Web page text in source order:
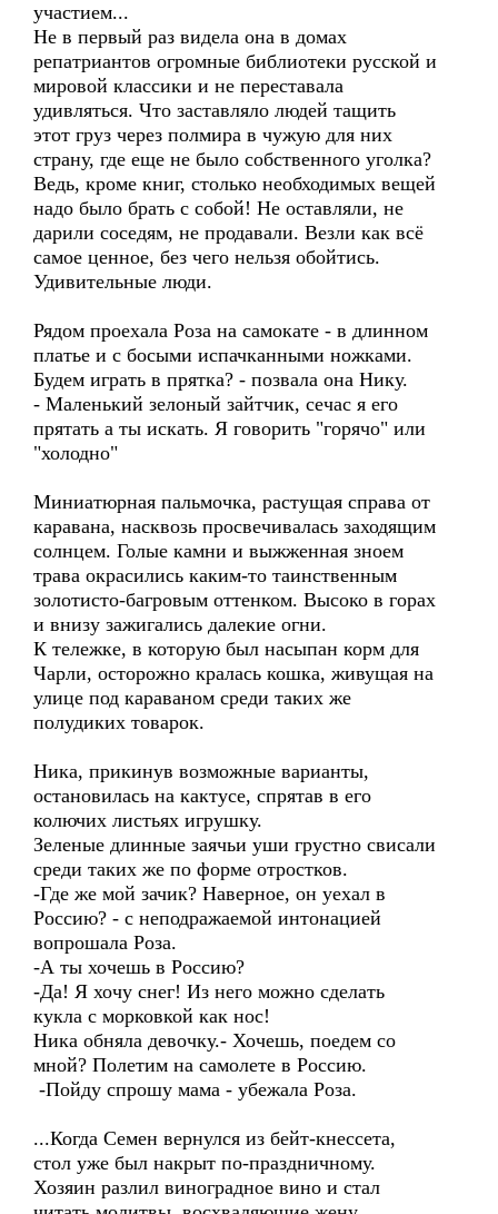
участием...
Не в первый раз видела она в домах
репатриантов огромные библиотеки русской и
мировой классики и не переставала
удивляться. Что заставляло людей тащить
этот груз через полмира в чужую для них
страну, где еще не было собственного уголка?
Ведь, кроме книг, столько необходимых вещей
надо было брать с собой! Не оставляли, не
дарили соседям, не продавали. Везли как всё
самое ценное, без чего нельзя обойтись.
Удивительные люди.
Рядом проехала Роза на самокате - в длинном
платье и с босыми испачканными ножками.
Будем играть в прятка? - позвала она Нику.
- Маленький зелоный зайтчик, сечас я его
прятать а ты искать. Я говорить "горячо" или
"холодно"
Миниатюрная пальмочка, растущая справа от
каравана, насквозь просвечивалась заходящим
солнцем. Голые камни и выжженная зноем
трава окрасились каким-то таинственным
золотисто-багровым оттенком. Высоко в горах
и внизу зажигались далекие огни.
К тележке, в которую был насыпан корм для
Чарли, осторожно кралась кошка, живущая на
улице под караваном среди таких же
полудиких товарок.
Ника, прикинув возможные варианты,
остановилась на кактусе, спрятав в его
колючих листьях игрушку.
Зеленые длинные заячьи уши грустно свисали
среди таких же по форме отростков.
-Где же мой зачик? Наверное, он уехал в
Россию? - с неподражаемой интонацией
вопрошала Роза.
-А ты хочешь в Россию?
-Да! Я хочу снег! Из него можно сделать
кукла с морковкой как нос!
Ника обняла девочку.- Хочешь, поедем со
мной? Полетим на самолете в Россию.
-Пойду спрошу мама - убежала Роза.
...Когда Семен вернулся из бейт-кнессета,
стол уже был накрыт по-праздничному.
Хозяин разлил виноградное вино и стал